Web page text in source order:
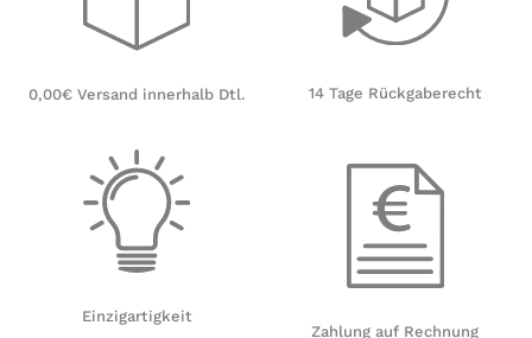
0,00€ Versand innerhalb Dtl.
Einzigartigkeit
14 Tage Rückgaberecht
Zahlung auf Rechnung